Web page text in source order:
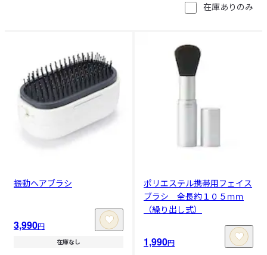
在庫ありのみ
振動ヘアブラシ
3,990円
在庫なし
ポリエステル携帯用フェイス
ブラシ 全長約１０５ｍｍ
（繰り出し式）
1,990円